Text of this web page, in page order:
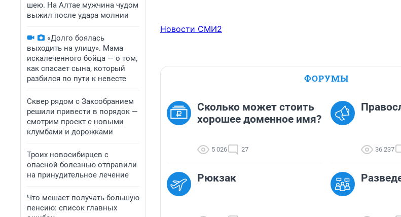
шею. На Алтае мужчина чудом
выжил после удара молнии
«Долго боялась
выходить на улицу». Мама
искалеченного бойца — о том,
как спасает сына, который
разбился по пути к невесте
Сквер рядом с Заксобранием
решили привести в порядок —
смотрим проект с новыми
клумбами и дорожками
Троих новосибирцев с
опасной болезнью отправили
на принудительное лечение
Что мешает получать большую
пенсию: список главных
Новости СМИ2
ФОРУМЫ
Сколько может стоить
хорошее доменное имя?
5 026 27 36 237
Рюкзак